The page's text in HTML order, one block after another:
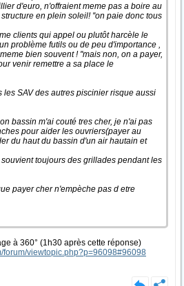
d'euro, n'offraient meme pas a boire au
en plein soleil! ''on paie donc tous
clients qui appel ou plutôt harcèle le
problème futils ou de peu d'importance ,
bien souvent ! ''mais non, on a payer,
venir remettre a sa place le
les SAV des autres piscinier risque aussi
bassin m'ai couté tres cher, je n'ai pas
pour aider les ouvriers(payer au
du haut du bassin d'un air hautain et
toujours des grillades pendant les
payer cher n'empèche pas d etre
à 360° (1h30 après cette réponse)
forum/viewtopic.php?p=96098#96098